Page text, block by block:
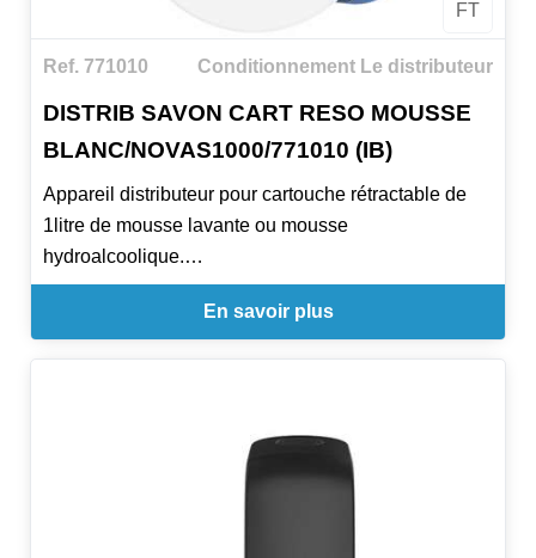
FT
Ref. 771010 Conditionnement Le distributeur
DISTRIB SAVON CART RESO MOUSSE
BLANC/NOVAS1000/771010 (IB)
Appareil distributeur pour cartouche rétractable de
1litre de mousse lavante ou mousse
hydroalcoolique.
Idéal en collectivités / agro-alimentaire / médical.
CARACTERISTIQUES:
En savoir plus